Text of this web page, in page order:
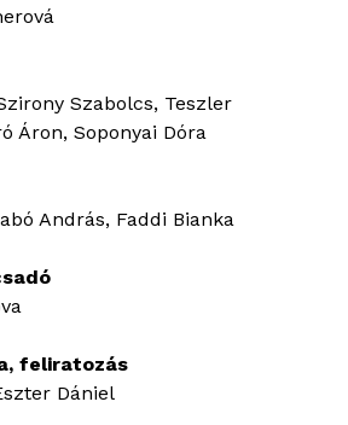
Szabolcs, Teszler
Áron, Soponyai Dóra
András, Faddi Bianka
feliratozás
Dániel